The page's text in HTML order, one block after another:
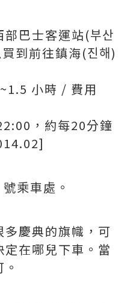
巴士客運站(부산
到前往鎮海(진해)
小時 / 費用
，約每20分鐘
乘車處。
慶典的旗幟，可
在哪兒下車。當